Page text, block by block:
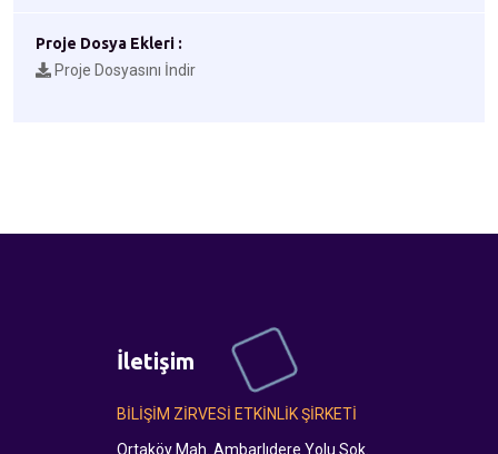
Proje Dosya Ekleri :
Proje Dosyasını İndir
İletişim
BİLİŞİM ZİRVESİ ETKİNLİK ŞİRKETİ
Ortaköy Mah. Ambarlıdere Yolu Sok.